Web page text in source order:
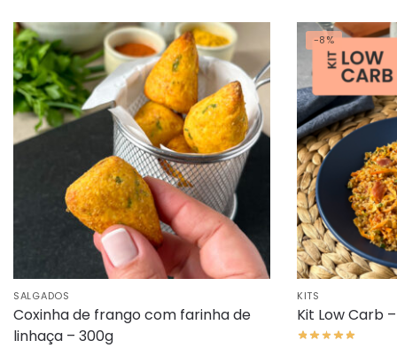
SALGADOS
Coxinha de frango com farinha de
linhaça – 300g
-8%
KITS
Kit Low Carb